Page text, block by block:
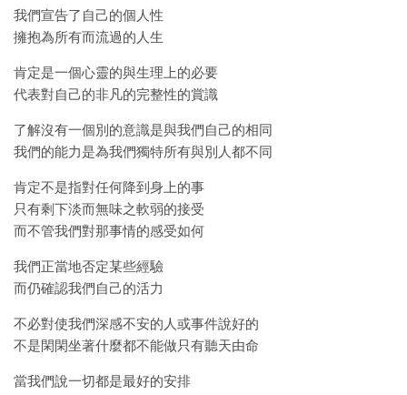
我們宣告了自己的個人性
擁抱為所有而流過的人生
肯定是一個心靈的與生理上的必要
代表對自己的非凡的完整性的賞識
了解沒有一個別的意識是與我們自己的相同
我們的能力是為我們獨特所有與別人都不同
肯定不是指對任何降到身上的事
只有剩下淡而無味之軟弱的接受
而不管我們對那事情的感受如何
我們正當地否定某些經驗
而仍確認我們自己的活力
不必對使我們深感不安的人或事件說好的
不是閑閑坐著什麼都不能做只有聽天由命
當我們說一切都是最好的安排